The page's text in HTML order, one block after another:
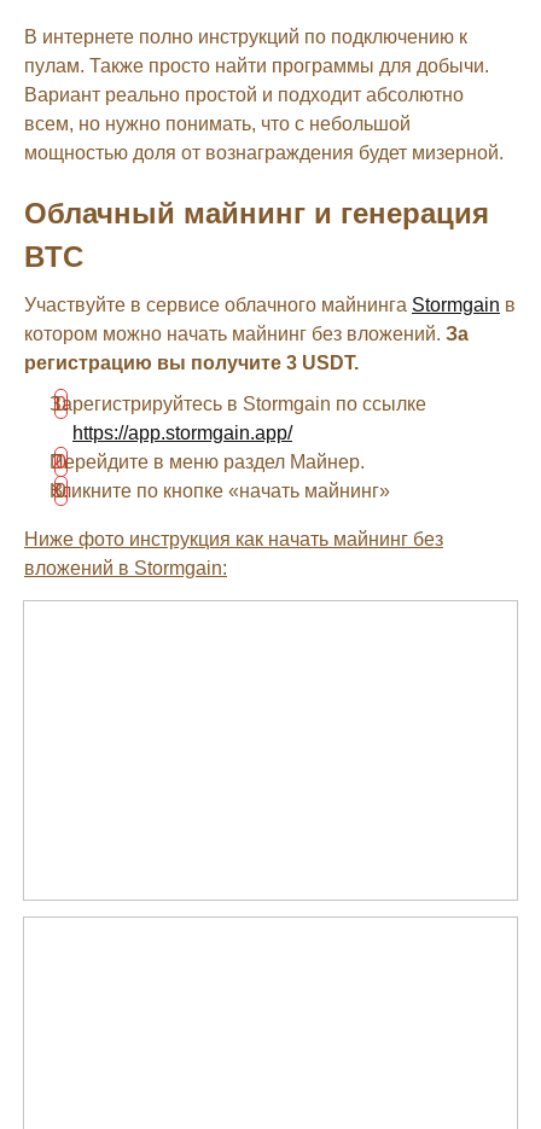
В интернете полно инструкций по подключению к
пулам. Также просто найти программы для добычи.
Вариант реально простой и подходит абсолютно
всем, но нужно понимать, что с небольшой
мощностью доля от вознаграждения будет мизерной.
Облачный майнинг и генерация
BTC
Участвуйте в сервисе облачного майнинга Stormgain в
котором можно начать майнинг без вложений. За
регистрацию вы получите 3 USDT.
Зарегистрируйтесь в Stormgain по ссылке
https://app.stormgain.app/
Перейдите в меню раздел Майнер.
Кликните по кнопке «начать майнинг»
Ниже фото инструкция как начать майнинг без
вложений в Stormgain: